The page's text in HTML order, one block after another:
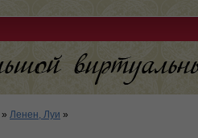
» Ленен, Луи »